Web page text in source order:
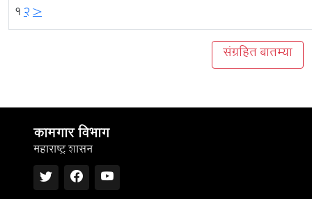
12>
संग्रहित बातम्या
कामगार विभाग
महाराष्ट्र शासन